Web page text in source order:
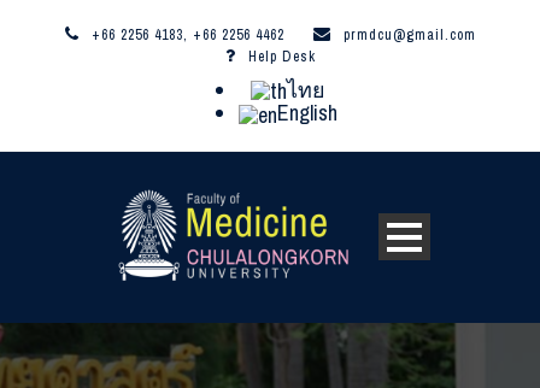
+66 2256 4183, +66 2256 4462
prmdcu@gmail.com
Help Desk
ไทย
English